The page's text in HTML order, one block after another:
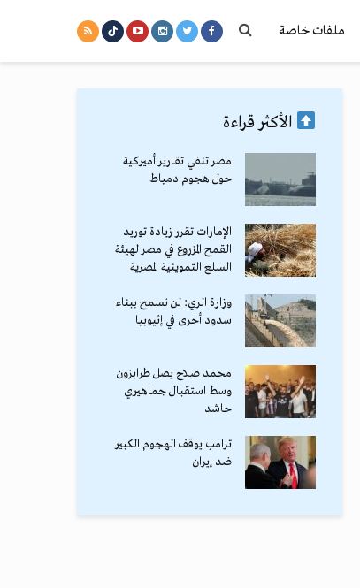
ملفات خاصة
الأكثر قراءة
مصر تنفي تقارير أميركية
حول هجوم دمياط
الإمارات تقرر زيادة توريد
القمح المزروع في مصر لهيئة
السلع التموينية المصرية
وزارة الري: لن نسمح ببناء
سدود أخرى في إثيوبيا
محمد صلاح يصل طرابزون
وسط استقبال جماهيري
حاشد
ترامب يوقف الهجوم الكبير
ضد إيران